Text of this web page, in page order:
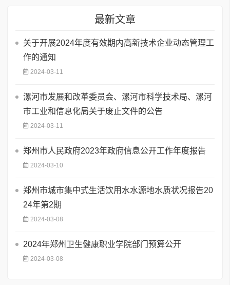
最新文章
关于开展2024年度有效期内高新技术企业动态管理工
作的通知
2024-03-11
漯河市发展和改革委员会、漯河市科学技术局、漯河
市工业和信息化局关于废止文件的公告
2024-03-11
郑州市人民政府2023年政府信息公开工作年度报告
2024-03-10
郑州市城市集中式生活饮用水水源地水质状况报告20
24年第2期
2024-03-08
2024年郑州卫生健康职业学院部门预算公开
2024-03-08